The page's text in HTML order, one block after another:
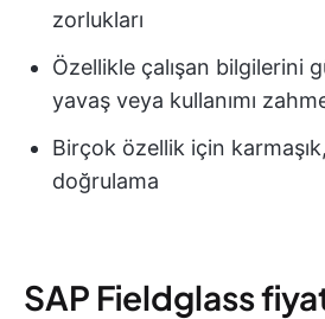
zorlukları
Özellikle çalışan bilgilerini
yavaş veya kullanımı
Birçok özellik için
doğrulama
SAP Fieldglass